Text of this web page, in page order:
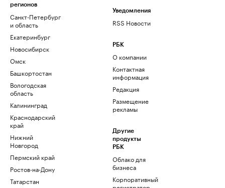
регионов
Санкт-Петербург
и область
Екатеринбург
Новосибирск
Омск
Башкортостан
Вологодская
область
Калининград
Краснодарский
край
Нижний
Новгород
Пермский край
Ростов-на-Дону
Татарстан
Уведомления
RSS Новости
РБК
О компании
Контактная
информация
Редакция
Размещение
рекламы
Другие
продукты
РБК
Облако для
бизнеса
Корпоративный